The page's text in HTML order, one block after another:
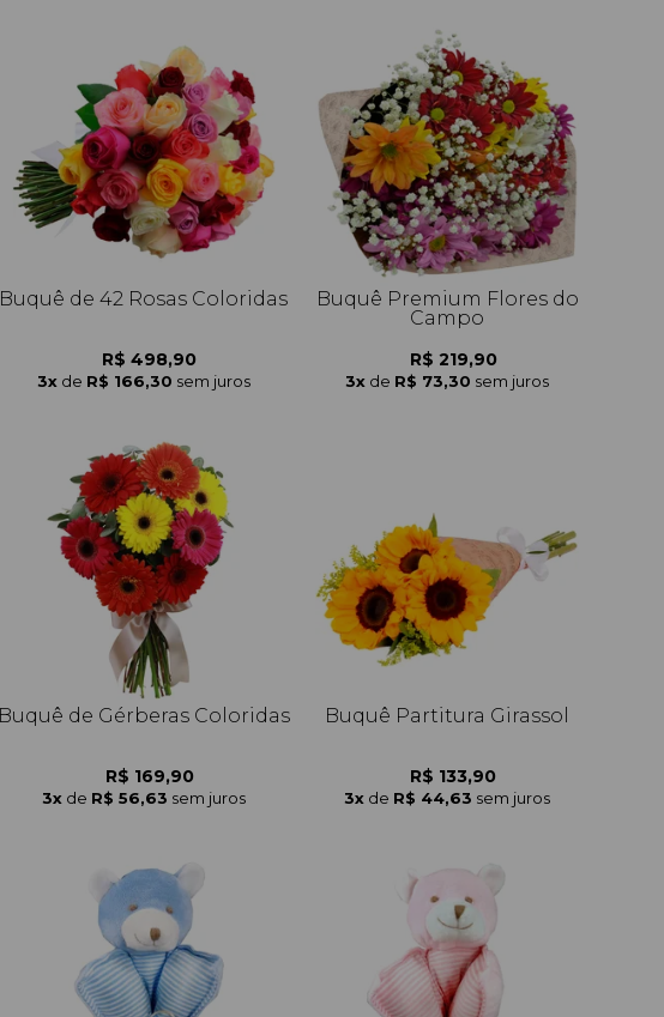
Buquê de 42 Rosas Coloridas
R$ 498,90
3x de R$ 166,30 sem juros
Buquê Premium Flores do
Campo
R$ 219,90
3x de R$ 73,30 sem juros
Buquê de Gérberas Coloridas
R$ 169,90
3x de R$ 56,63 sem juros
Buquê Partitura Girassol
R$ 133,90
3x de R$ 44,63 sem juros